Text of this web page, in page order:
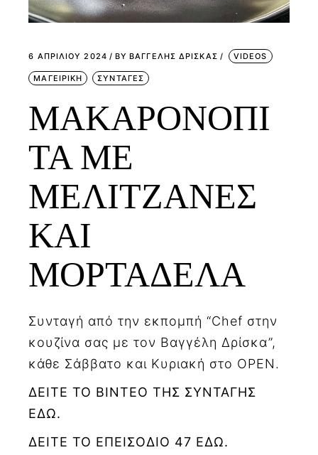
6 ΑΠΡΙΛΊΟΥ 2024 BY ΒΑΓΓΕΛΗΣ ΔΡΙΣΚΑΣ VIDEOS
ΜΑΓΕΙΡΙΚΗ ΣΥΝΤΑΓΕΣ
ΜΑΚΑΡΟΝΟΠΙ
ΤΑ ΜΕ
ΜΕΛΙΤΖΑΝΕΣ
ΚΑΙ
ΜΟΡΤΑΔΕΛΑ
Συνταγή από την εκπομπή “Chef στην
κουζίνα σας με τον Βαγγέλη Δρίσκα”,
κάθε Σάββατο και Κυριακή στο OPEN.
ΔΕΙΤΕ ΤΟ ΒΙΝΤΕΟ ΤΗΣ ΣΥΝΤΑΓΗΣ
ΕΔΩ.
ΔΕΙΤΕ ΤΟ ΕΠΕΙΣΟΔΙΟ 47 ΕΔΩ.